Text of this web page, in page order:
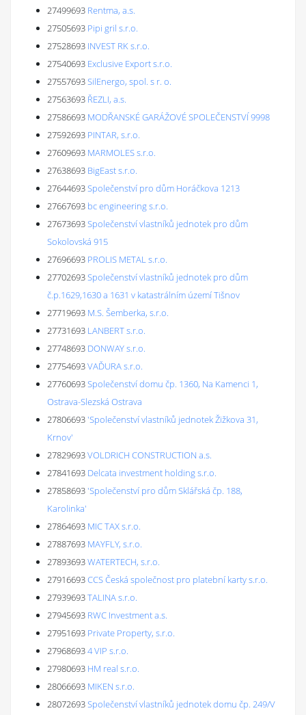
27499693 Rentma, a.s.
27505693 Pipi gril s.r.o.
27528693 INVEST RK s.r.o.
27540693 Exclusive Export s.r.o.
27557693SilEnergo, spol. s r. o.
27563693 ŘEZLI, a.s.
27586693 MODŘANSKÉ GARÁŽOVÉ SPOLEČENSTVÍ 9998
27592693 PINTAR, s.r.o.
27609693 MARMOLES s.r.o.
27638693 BigEast s.r.o.
27644693Společenství pro dům Horáčkova 1213
27667693 bc engineering s.r.o.
27673693Společenství vlastníků jednotek pro dům
Sokolovská 915
27696693 PROLIS METAL s.r.o.
27702693Společenství vlastníků jednotek pro dům
č.p.1629,1630 a 1631 v katastrálním území Tišnov
27719693 M.S. Šemberka, s.r.o.
27731693 LANBERT s.r.o.
27748693 DONWAY s.r.o.
27754693VAĎURA s.r.o.
27760693Společenství domu čp. 1360, Na Kamenci 1,
Ostrava-Slezská Ostrava
27806693'Společenství vlastníků jednotek Žižkova 31,
Krnov'
27829693VOLDRICH CONSTRUCTION a.s.
27841693 Delcata investment holding s.r.o.
27858693'Společenství pro dům Sklářská čp. 188,
Karolinka'
27864693 MIC TAX s.r.o.
27887693 MAYFLY, s.r.o.
27893693WATERTECH, s.r.o.
27916693CCS Česká společnost pro platební karty s.r.o.
27939693TALINA s.r.o.
27945693 RWC Investment a.s.
27951693 Private Property, s.r.o.
279686934 VIP s.r.o.
27980693 HM real s.r.o.
28066693 MIKEN s.r.o.
28072693Společenství vlastníků jednotek domu čp. 249/V